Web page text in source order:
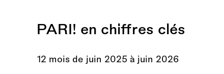
PARI! en chiffres clés
12 mois de juin 2025 à juin 2026